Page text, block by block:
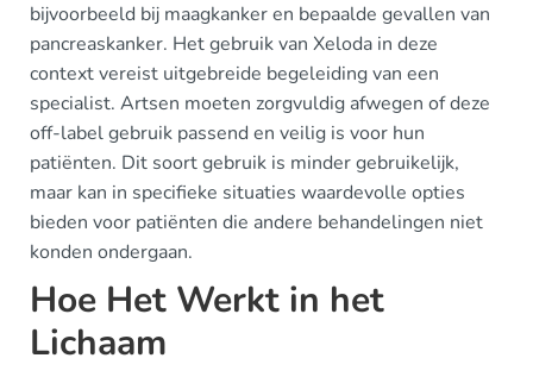
bijvoorbeeld bij maagkanker en bepaalde gevallen van
pancreaskanker. Het gebruik van Xeloda in deze
context vereist uitgebreide begeleiding van een
specialist. Artsen moeten zorgvuldig afwegen of deze
off-label gebruik passend en veilig is voor hun
patiënten. Dit soort gebruik is minder gebruikelijk,
maar kan in specifieke situaties waardevolle opties
bieden voor patiënten die andere behandelingen niet
konden ondergaan.
Hoe Het Werkt in het
Lichaam